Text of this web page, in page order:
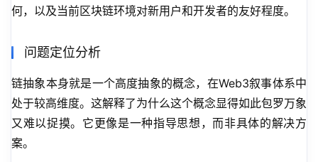
何，以及当前区块链环境对新用户和开发者的友好程度。
问题定位分析
链抽象本身就是一个高度抽象的概念，在Web3叙事体系中
处于较高维度。这解释了为什么这个概念显得如此包罗万象
又难以捉摸。它更像是一种指导思想，而非具体的解决方
案。